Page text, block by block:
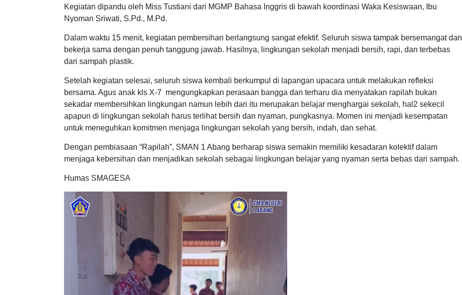
Kegiatan dipandu oleh Miss Tustiani dari MGMP Bahasa Inggris di bawah koordinasi Waka Kesiswaan, Ibu
Nyoman Sriwati, S.Pd., M.Pd.
Dalam waktu 15 menit, kegiatan pembersihan berlangsung sangat efektif. Seluruh siswa tampak bersemangat dan
bekerja sama dengan penuh tanggung jawab. Hasilnya, lingkungan sekolah menjadi bersih, rapi, dan terbebas
dari sampah plastik.
Setelah kegiatan selesai, seluruh siswa kembali berkumpul di lapangan upacara untuk melakukan refleksi
bersama. Agus anak kls X-7 mengungkapkan perasaan bangga dan terharu dia menyatakan rapilah bukan
sekadar membersihkan lingkungan namun lebih dari itu merupakan belajar menghargai sekolah, hal2 sekecil
apapun di lingkungan sekolah harus terlihat bersih dan nyaman, pungkasnya. Momen ini menjadi kesempatan
untuk meneguhkan komitmen menjaga lingkungan sekolah yang bersih, indah, dan sehat.
Dengan pembiasaan “Rapilah”, SMAN 1 Abang berharap siswa semakin memiliki kesadaran kolektif dalam
menjaga kebersihan dan menjadikan sekolah sebagai lingkungan belajar yang nyaman serta bebas dari sampah.
Humas SMAGESA